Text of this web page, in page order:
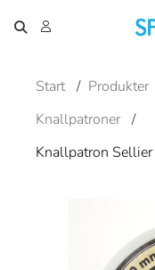
Start / Produkter
Knallpatroner /
Knallpatron